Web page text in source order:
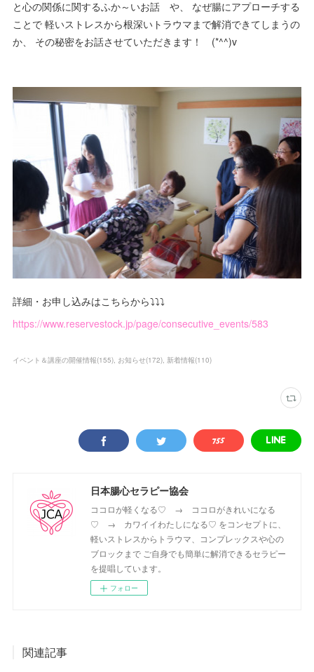
と心の関係に関するふか～いお話 や、 なぜ腸にアプローチする
ことで 軽いストレスから根深いトラウマまで解消できてしまうの
か、 その秘密をお話させていただきます！ (*^^)v
詳細・お申し込みはこちらから⤵︎⤵︎⤵︎
https://www.reservestock.jp/page/consecutive_events/583
イベント＆講座の開催情報(155) お知らせ(172) 新着情報(110)
日本腸心セラピー協会
ココロが軽くなる♡ → ココロがきれいになる
♡ → カワイイわたしになる♡ をコンセプトに、
軽いストレスからトラウマ、コンプレックスや心の
ブロックまで ご自身でも簡単に解消できるセラピー
を提唱しています。
フォロー
関連記事